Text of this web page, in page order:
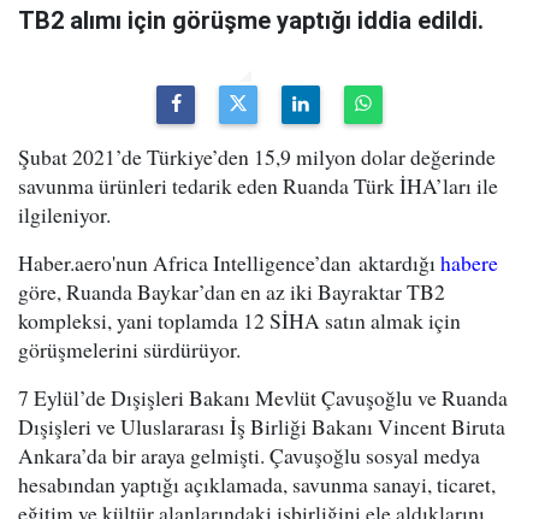
TB2 alımı için görüşme yaptığı iddia edildi.
Şubat 2021’de Türkiye’den 15,9 milyon dolar değerinde
savunma ürünleri tedarik eden Ruanda Türk İHA’ları ile
ilgileniyor.
Haber.aero'nun Africa Intelligence’dan aktardığıhabere
göre, Ruanda Baykar’dan en az iki Bayraktar TB2
kompleksi, yani toplamda 12 SİHA satın almak için
görüşmelerini sürdürüyor.
7 Eylül’de Dışişleri Bakanı Mevlüt Çavuşoğlu ve Ruanda
Dışişleri ve Uluslararası İş Birliği Bakanı Vincent Biruta
Ankara’da bir araya gelmişti. Çavuşoğlu sosyal medya
hesabından yaptığı açıklamada, savunma sanayi, ticaret,
eğitim ve kültür alanlarındaki işbirliğini ele aldıklarını